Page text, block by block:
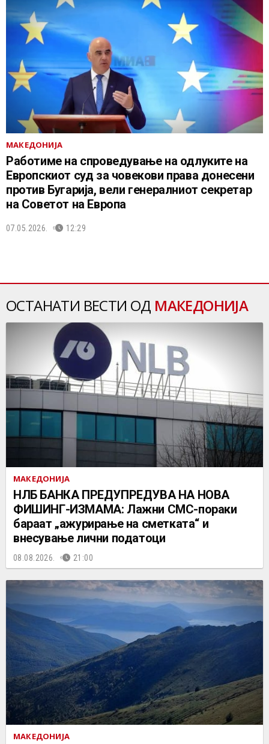
МАКЕДОНИЈА
Работиме на спроведување на одлуките на
Европскиот суд за човекови права донесени
против Бугарија, вели генералниот секретар
на Советот на Европа
07.05.2026. 12:29
ОСТАНАТИ ВЕСТИ ОД МАКЕДОНИЈА
МАКЕДОНИЈА
НЛБ БАНКА ПРЕДУПРЕДУВА НА НОВА
ФИШИНГ-ИЗМАМА: Лажни СМС-пораки
бараат „ажурирање на сметката“ и
внесување лични податоци
08.08.2026. 21:00
МАКЕДОНИЈА